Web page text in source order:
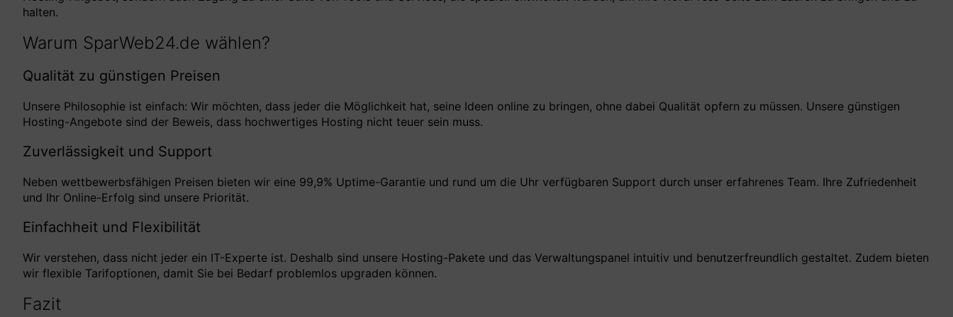
halten.
Warum SparWeb24.de wählen?
Qualität zu günstigen Preisen
Unsere Philosophie ist einfach: Wir möchten, dass jeder die Möglichkeit hat, seine Ideen online zu bringen, ohne dabei Qualität opfern zu müssen. Unsere günstigen
Hosting-Angebote sind der Beweis, dass hochwertiges Hosting nicht teuer sein muss.
Zuverlässigkeit und Support
Neben wettbewerbsfähigen Preisen bieten wir eine 99,9% Uptime-Garantie und rund um die Uhr verfügbaren Support durch unser erfahrenes Team. Ihre Zufriedenheit
und Ihr Online-Erfolg sind unsere Priorität.
Einfachheit und Flexibilität
Wir verstehen, dass nicht jeder ein IT-Experte ist. Deshalb sind unsere Hosting-Pakete und das Verwaltungspanel intuitiv und benutzerfreundlich gestaltet. Zudem bieten
wir flexible Tarifoptionen, damit Sie bei Bedarf problemlos upgraden können.
Fazit